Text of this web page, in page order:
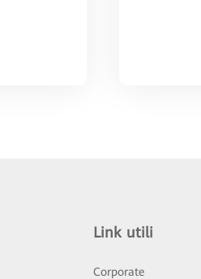
Link utili
Corporate